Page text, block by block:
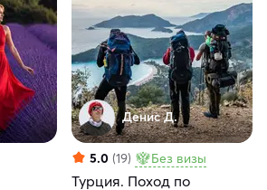
Денис Д.
5.0 (19) Без визы
Турция. Поход по